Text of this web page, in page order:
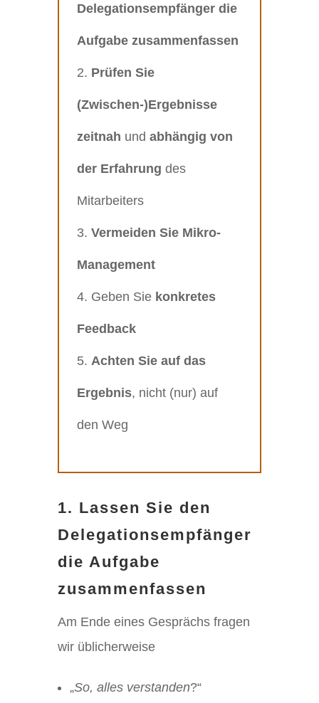
Delegationsempfänger die
Aufgabe zusammenfassen
Prüfen Sie
(Zwischen-)Ergebnisse
zeitnah und abhängig von
der Erfahrung des
Mitarbeiters
Vermeiden Sie Mikro-
Management
Geben Sie konkretes
Feedback
Achten Sie auf das
Ergebnis, nicht (nur) auf
den Weg
1. Lassen Sie den
Delegationsempfänger
die Aufgabe
zusammenfassen
Am Ende eines Gesprächs fragen
wir üblicherweise
„So, alles verstanden?“